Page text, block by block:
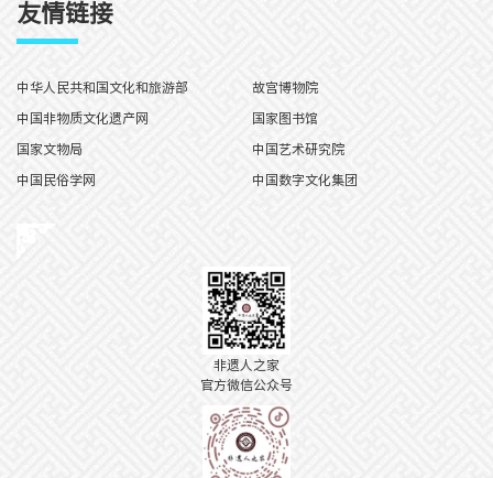
友情链接
中华人民共和国文化和旅游部 故宫博物院
中国非物质文化遗产网 国家图书馆
国家文物局 中国艺术研究院
中国民俗学网 中国数字文化集团
非遗人之家
官方微信公众号